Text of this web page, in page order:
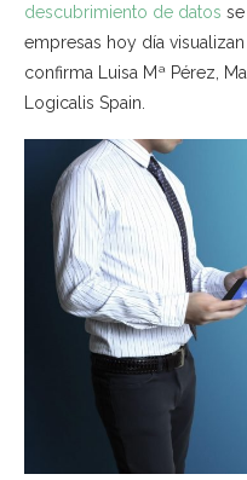
descubrimiento de datos
empresas hoy día
confirma Luisa Mª Pérez,
Logicalis Spain.